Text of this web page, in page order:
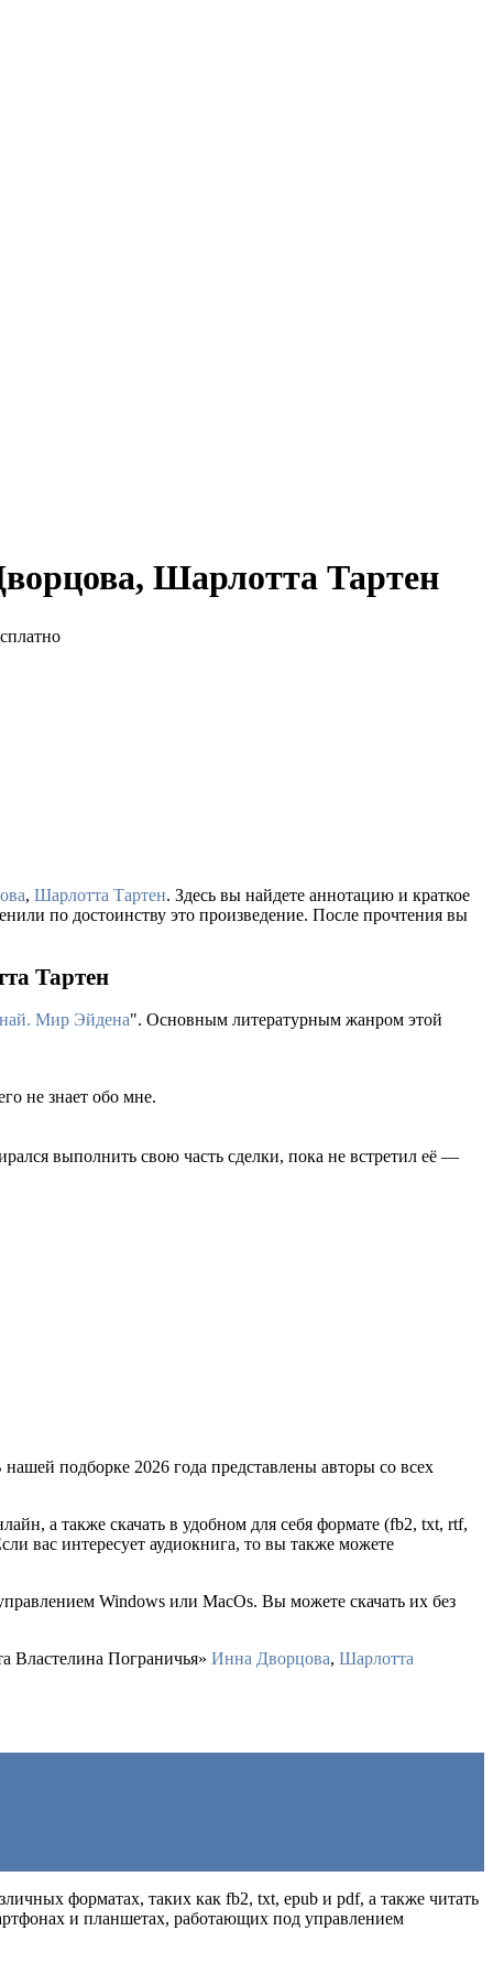
Шарлотта Тартен
, Шарлотта Тартен. Здесь вы найдете аннотацию и краткое
по достоинству это произведение. После прочтения вы
Тартен
Мир Эйдена". Основным литературным жанром этой
не знает обо мне.
выполнить свою часть сделки, пока не встретил её —
подборке 2026 года представлены авторы со всех
а также скачать в удобном для себя формате (fb2, txt, rtf,
вас интересует аудиокнига, то вы также можете
Windows или MacOs. Вы можете скачать их без
Властелина Пограничья» Инна Дворцова, Шарлотта
форматах, таких как fb2, txt, epub и pdf, а также читать
и планшетах, работающих под управлением